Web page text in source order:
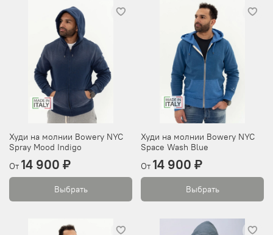
Худи на молнии Bowery NYC
Spray Mood Indigo
От 14 900 ₽
Выбрать
Худи на молнии Bowery NYC
Space Wash Blue
От 14 900 ₽
Выбрать